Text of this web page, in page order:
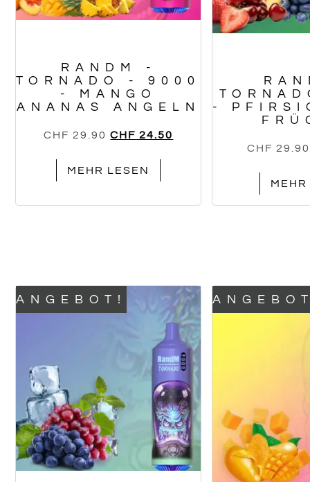
RANDM -
TORNADO - 9000
- MANGO
ANANAS ANGELN
CHF 29.90 CHF 24.50
MEHR LESEN
-
CHF 29.90
ANGEBOT!